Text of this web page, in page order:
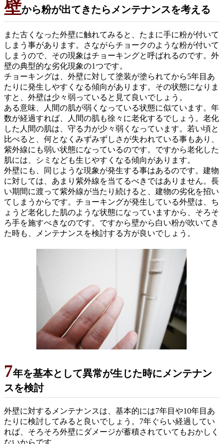
壁から粉が出てきたらメンテナンスを考える
また古くなった外壁に触れてみると、たまに手に粉が付いて
しまう事があります。さながらチョークのような粉が付いて
しまうので、その現象はチョーキングと呼ばれるのです。外
壁の典型的な劣化現象の1つです。
チョーキングは、外壁に対して塗装が塗られてから5年目あ
たりに発生しやすくなる傾向があります。その状態になりま
すと、外壁は少々弱っていると見て良いでしょう。
ある意味、人間の肌が弱くなっている状態に似ています。年
数が経過すれば、人間の肌も徐々に老化するでしょう。老化
した人間の肌は、守る力が少々弱くなっています。若い頃と
比べると、何となくみずみずしさが失われている事もあり、
紫外線にも弱い状態になっているのです。ですから老化した
肌には、シミなども生じやすくなる傾向があります。
外壁にも、同じような現象が発生する事はあるのです。建物
に対しては、あまり紫外線を当てるべきではありません。長
い期間に渡って紫外線が当たり続けると、建物の劣化を招い
てしまうからです。チョーキングが発生している外壁は、ち
ょうど老化した肌のような状態になっていますから、そろそ
ろ手を施すべきなのです。ですから壁から白い粉が吹いてき
た時も、メンテナンスを検討する方が良いでしょう。
7年を基本として異常が生じた時にメンテナン
スを検討
外壁に対するメンテナンスは、基本的には7年目や10年目あ
たりに検討してみると良いでしょう。7年ぐらい経過してい
れば、そろそろ外壁にダメージが蓄積されていてもおかしく
ないからです。